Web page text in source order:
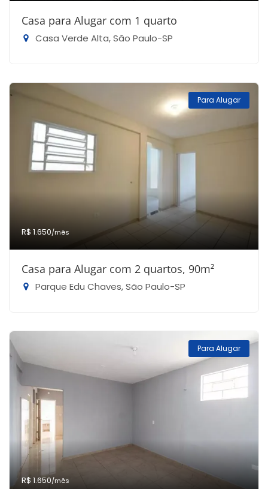
Casa para Alugar com 1 quarto
Casa Verde Alta, São Paulo-SP
Para Alugar
R$ 1.650/mês
Casa para Alugar com 2 quartos, 90m²
Parque Edu Chaves, São Paulo-SP
Para Alugar
R$ 1.650/mês